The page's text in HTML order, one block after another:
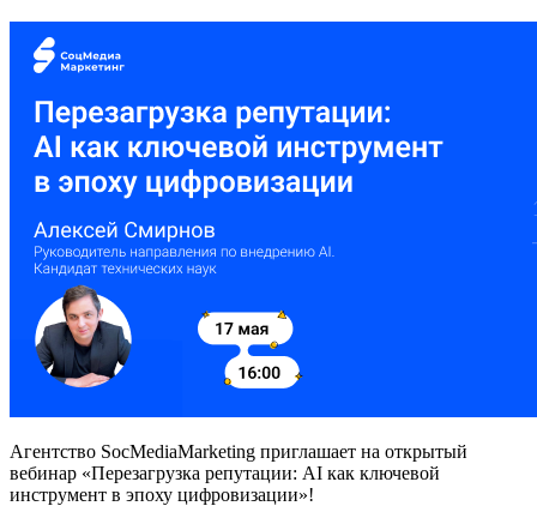
Агентство SocMediaMarketing приглашает на открытый
вебинар «Перезагрузка репутации: AI как ключевой
инструмент в эпоху цифровизации»!